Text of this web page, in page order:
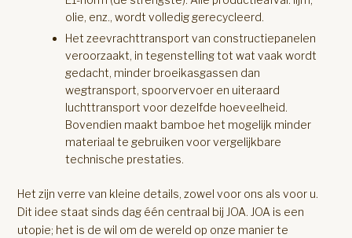
olie, enz., wordt volledig gerecycleerd.
Het zeevrachttransport van constructiepanelen
veroorzaakt, in tegenstelling tot wat vaak wordt
gedacht, minder broeikasgassen dan
wegtransport, spoorvervoer en uiteraard
luchttransport voor dezelfde hoeveelheid.
Bovendien maakt bamboe het mogelijk minder
materiaal te gebruiken voor vergelijkbare
technische prestaties.
Het zijn verre van kleine details, zowel voor ons als voor u.
Dit idee staat sinds dag één centraal bij JOA. JOA is een
utopie; het is de wil om de wereld op onze manier te